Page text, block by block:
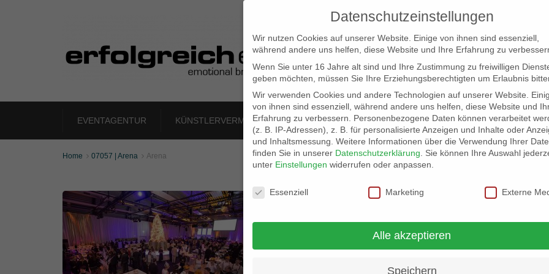
EVENTAGENTUR KÜNSTLERVERMITTLUNG LOCATION SCOUT ELB-LOCATION: PANORAMA
Home  07057 | Arena  Arena
Datenschutzeinstellungen
Wir nutzen Cookies auf unserer Website. Einige von ihnen sind essenziell,
während andere uns helfen, diese Website und Ihre Erfahrung zu
Wenn Sie unter 16 Jahre alt sind und Ihre Zustimmung zu freiwilligen
geben möchten, müssen Sie Ihre Erziehungsberechtigten um Erlaubnis
Wir verwenden Cookies und andere Technologien auf unserer Website.
von ihnen sind essenziell, während andere uns helfen, diese Website und
Erfahrung zu verbessern.
Personenbezogene Daten können verarbeitet
(z. B. IP-Adressen), z. B. für personalisierte Anzeigen und Inhalte oder
und Inhaltsmessung. Weitere Informationen über die Verwendung Ihrer
finden Sie in unserer Datenschutzerklärung
Sie können Ihre Auswahl
unter Einstellungen widerrufen oder anpassen.
Datenschutzeinstellungen
Essenziell Marketing Externe
Alle akzeptieren
Speichern